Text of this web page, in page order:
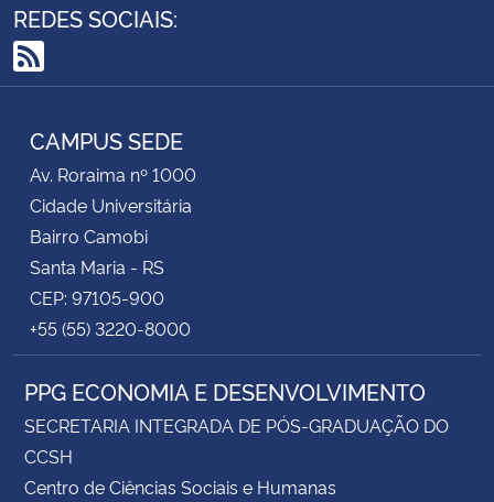
REDES SOCIAIS:
RSS
CAMPUS SEDE
Av. Roraima nº 1000
Cidade Universitária
Bairro Camobi
Santa Maria - RS
CEP: 97105-900
+55 (55) 3220-8000
PPG ECONOMIA E DESENVOLVIMENTO
SECRETARIA INTEGRADA DE PÓS-GRADUAÇÃO DO
CCSH
Centro de Ciências Sociais e Humanas